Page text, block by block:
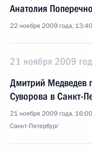
Анатолия
22 ноября 2009 года, 13:40
21 ноября 2009
Дмитрий Медведев
Суворова в Санкт-
21 ноября 2009 года, 16:00
Санкт-Петербург